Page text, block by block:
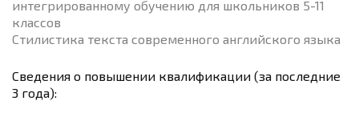
интегрированному обучению для школьников 5-11
классов
Стилистика текста современного английского языка
Сведения о повышении квалификации (за последние
3 года):